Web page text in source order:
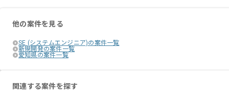
他の案件を見る
SE (システムエンジニア)の案件一覧
新規開発の案件一覧
愛知県の案件一覧
関連する案件を探す